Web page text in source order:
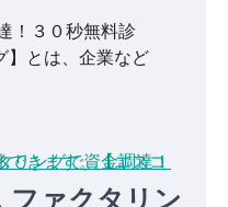
！３０秒無料診
とは、企業など
ファクタリン